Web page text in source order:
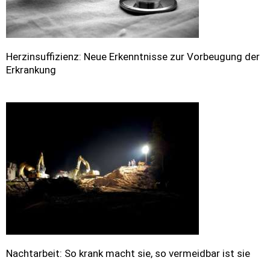
Herzinsuffizienz: Neue Erkenntnisse zur Vorbeugung der
Erkrankung
Nachtarbeit: So krank macht sie, so vermeidbar ist sie